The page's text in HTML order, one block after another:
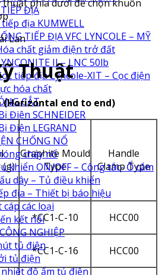
ĐỊA
địa KUMWELL
TIẾP ĐỊA VFC LYNCOLE – MỸ
chất giảm điện trở đất
II – LNC 50lb
tiếp địa Lyncole-XIT – Cọc điện
hóa chất
CẮT
Điện SCHNEIDER
Điện LEGRAND
CHỐNG NỔ
cháy nổ
khiển ON/OFF – Công tắc- Ổ cắm
dây – Tủ điều khiển
địa – Thiết bị báo hiệu
cáp các loại
kết nối
NGHIỆP
tủ điện
tủ điện
độ ẩm tủ điện
thuật phía dưới để chọn khuôn
Lan
Thuật
(Horizontal end to end)
(g)
Graphite Mould
Type
Handle
Clamp Type
*CC1-C-10 HCC00
*CC1-C-16 HCC00